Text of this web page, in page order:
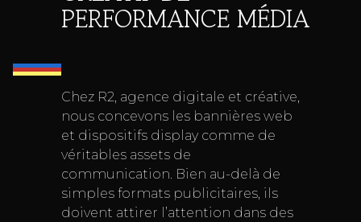
PERFORMANCE MÉDIA
Chez R2, agence digitale et créative,
nous concevons les bannières web
et dispositifs display comme de
véritables assets de
communication. Bien au-delà de
simples formats publicitaires, ils
doivent attirer l’attention dans des